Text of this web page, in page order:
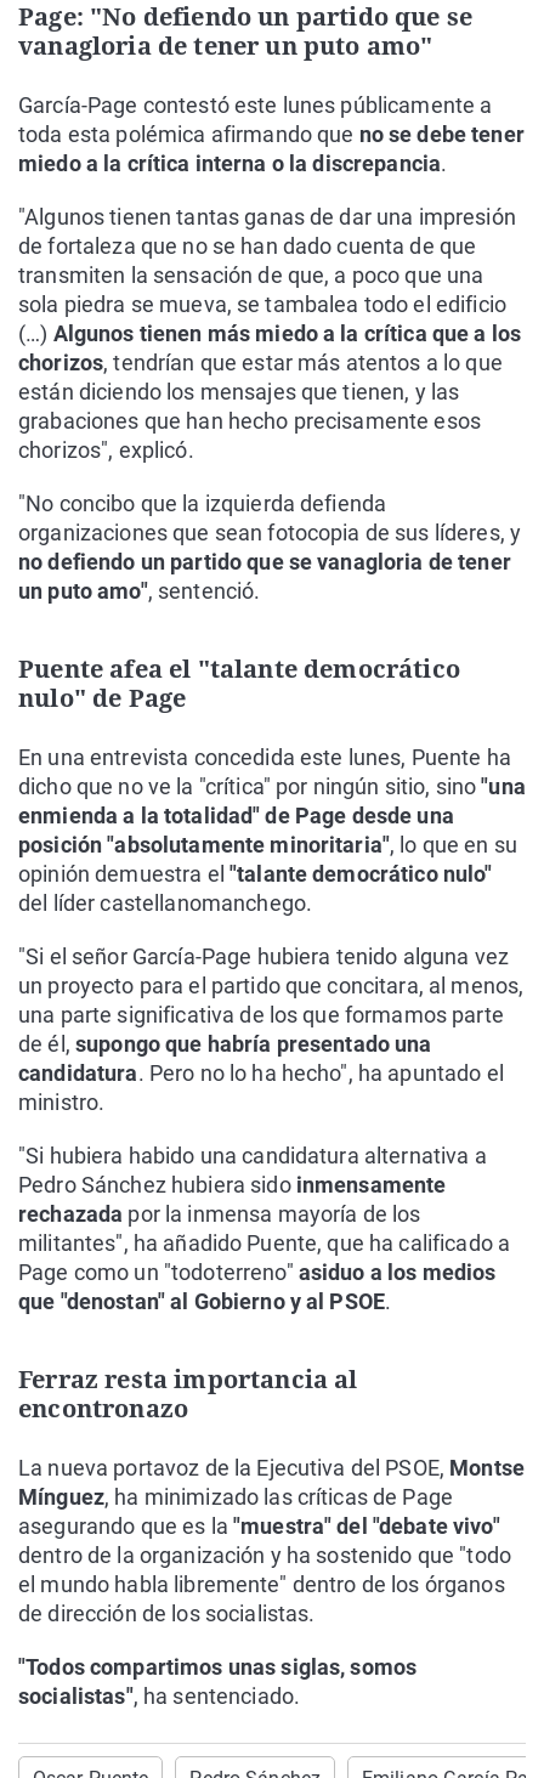
Page: "No defiendo un partido que se
vanagloria de tener un puto amo"
García-Page contestó este lunes públicamente a
toda esta polémica afirmando que no se debe tener
miedo a la crítica interna o la discrepancia.
"Algunos tienen tantas ganas de dar una impresión
de fortaleza que no se han dado cuenta de que
transmiten la sensación de que, a poco que una
sola piedra se mueva, se tambalea todo el edificio
(…) Algunos tienen más miedo a la crítica que a los
chorizos, tendrían que estar más atentos a lo que
están diciendo los mensajes que tienen, y las
grabaciones que han hecho precisamente esos
chorizos", explicó.
"No concibo que la izquierda defienda
organizaciones que sean fotocopia de sus líderes, y
no defiendo un partido que se vanagloria de tener
un puto amo", sentenció.
Puente afea el "talante democrático
nulo" de Page
En una entrevista concedida este lunes, Puente ha
dicho que no ve la "crítica" por ningún sitio, sino"una
enmienda a la totalidad" de Page desde una
posición "absolutamente minoritaria", lo que en su
opinión demuestra el "talante democrático nulo"
del líder castellanomanchego.
"Si el señor García-Page hubiera tenido alguna vez
un proyecto para el partido que concitara, al menos,
una parte significativa de los que formamos parte
de él, supongo que habría presentado una
candidatura. Pero no lo ha hecho", ha apuntado el
ministro.
"Si hubiera habido una candidatura alternativa a
Pedro Sánchez hubiera sidoinmensamente
rechazada por la inmensa mayoría de los
militantes", ha añadido Puente, que ha calificado a
Page como un "todoterreno" asiduo a los medios
que "denostan" al Gobierno y al PSOE.
Ferraz resta importancia al
encontronazo
La nueva portavoz de la Ejecutiva del PSOE, Montse
Mínguez, ha minimizado las críticas de Page
asegurando que es la "muestra" del "debate vivo"
dentro de la organización y ha sostenido que "todo
el mundo habla libremente" dentro de los órganos
de dirección de los socialistas.
"Todos compartimos unas siglas, somos
socialistas", ha sentenciado.